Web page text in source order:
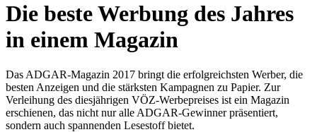
Die beste Werbung des Jahres
in einem Magazin
Das ADGAR-Magazin 2017 bringt die erfolgreichsten Werber, die
besten Anzeigen und die stärksten Kampagnen zu Papier. Zur
Verleihung des diesjährigen VÖZ-Werbepreises ist ein Magazin
erschienen, das nicht nur alle ADGAR-Gewinner präsentiert,
sondern auch spannenden Lesestoff bietet.